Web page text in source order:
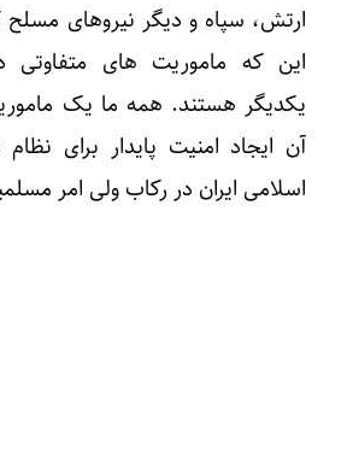
ارتش، سپاه و دیگر نیروهای مسلح
این که ماموریت های متفاوتی
یکدیگر هستند. همه ما یک
آن ایجاد امنیت پایدار برای
اسلامی ایران در رکاب ولی امر